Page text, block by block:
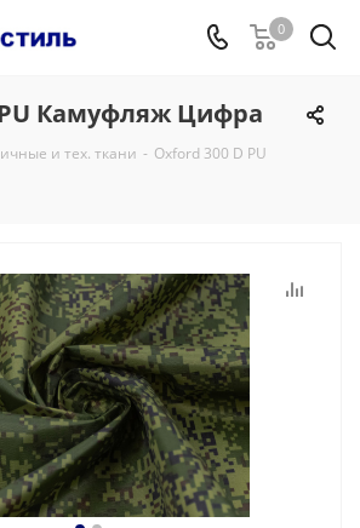
0
Камуфляж Цифра
и тех. ткани - Oxford 300 D PU